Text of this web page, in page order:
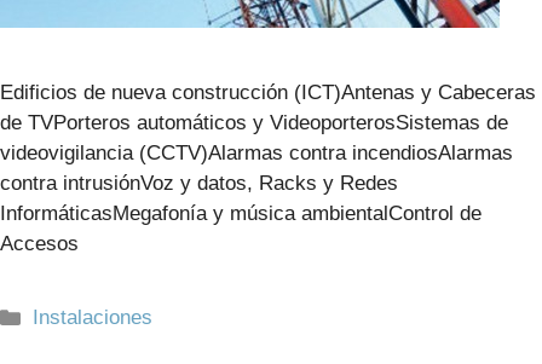
Edificios de nueva construcción (ICT)Antenas y Cabeceras
de TVPorteros automáticos y VideoporterosSistemas de
videovigilancia (CCTV)Alarmas contra incendiosAlarmas
contra intrusiónVoz y datos, Racks y Redes
InformáticasMegafonía y música ambientalControl de
Accesos
Categorías
Instalaciones